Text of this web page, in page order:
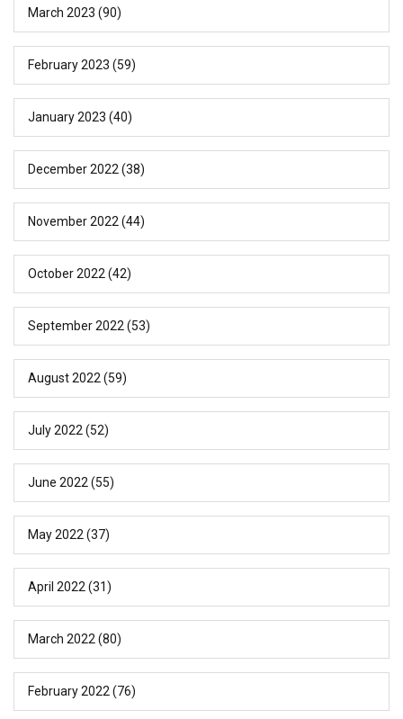
March 2023 (90)
February 2023 (59)
January 2023 (40)
December 2022 (38)
November 2022 (44)
October 2022 (42)
September 2022 (53)
August 2022 (59)
July 2022 (52)
June 2022 (55)
May 2022 (37)
April 2022 (31)
March 2022 (80)
February 2022 (76)